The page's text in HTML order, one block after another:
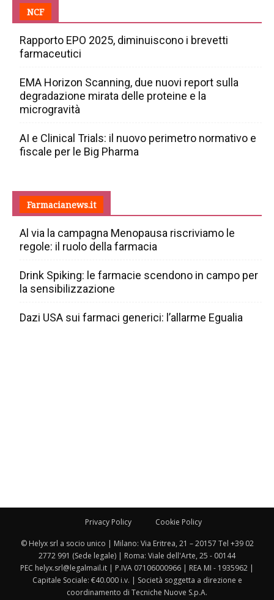
NCF
Rapporto EPO 2025, diminuiscono i brevetti
farmaceutici
EMA Horizon Scanning, due nuovi report sulla
degradazione mirata delle proteine e la
microgravità
AI e Clinical Trials: il nuovo perimetro normativo e
fiscale per le Big Pharma
Farmacianews.it
Al via la campagna Menopausa riscriviamo le
regole: il ruolo della farmacia
Drink Spiking: le farmacie scendono in campo per
la sensibilizzazione
Dazi USA sui farmaci generici: l’allarme Egualia
Privacy Policy Cookie Policy
© Helyx srl a socio unico | Milano: Via Eritrea, 21 – 20157 Tel +39 02
2772 991 (Sede legale) | Roma: Viale dell'Arte, 25 - 00144
PEC helyx.srl@legalmail.it | P.IVA 07106000966 | REA MI - 1935962 |
Capitale Sociale: €40.000 i.v. | Società soggetta a direzione e
coordinamento di Tecniche Nuove S.p.A.